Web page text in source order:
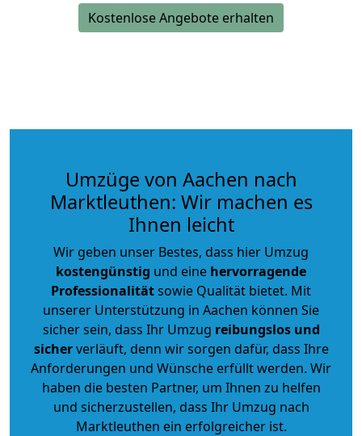
Kostenlose Angebote erhalten
Umzüge von Aachen nach
Marktleuthen: Wir machen es
Ihnen leicht
Wir geben unser Bestes, dass hier Umzug
kostengünstig und eine hervorragende
Professionalitätsowie Qualität bietet. Mit
unserer Unterstützung in Aachen können Sie
sicher sein, dass Ihr Umzug reibungslos und
sicherverläuft, denn wir sorgen dafür, dass Ihre
Anforderungen und Wünsche erfüllt werden. Wir
haben die besten Partner, um Ihnen zu helfen
und sicherzustellen, dass Ihr Umzug nach
Marktleuthen ein erfolgreicher ist.